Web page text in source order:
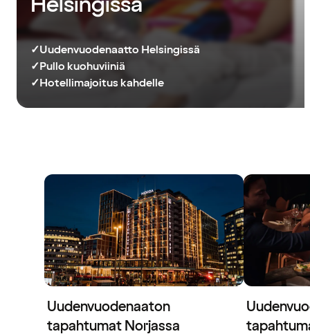
✓Uudenvuodenaatto Helsingissä
✓Pullo kuohuviiniä
✓Hotellimajoitus kahdelle
Uudenvuodenaaton
tapahtumat Norjassa